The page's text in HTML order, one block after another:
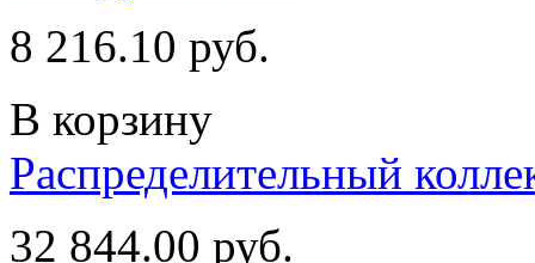
8 216.10 руб.
В корзину
Распределительный
32 844.00 руб.